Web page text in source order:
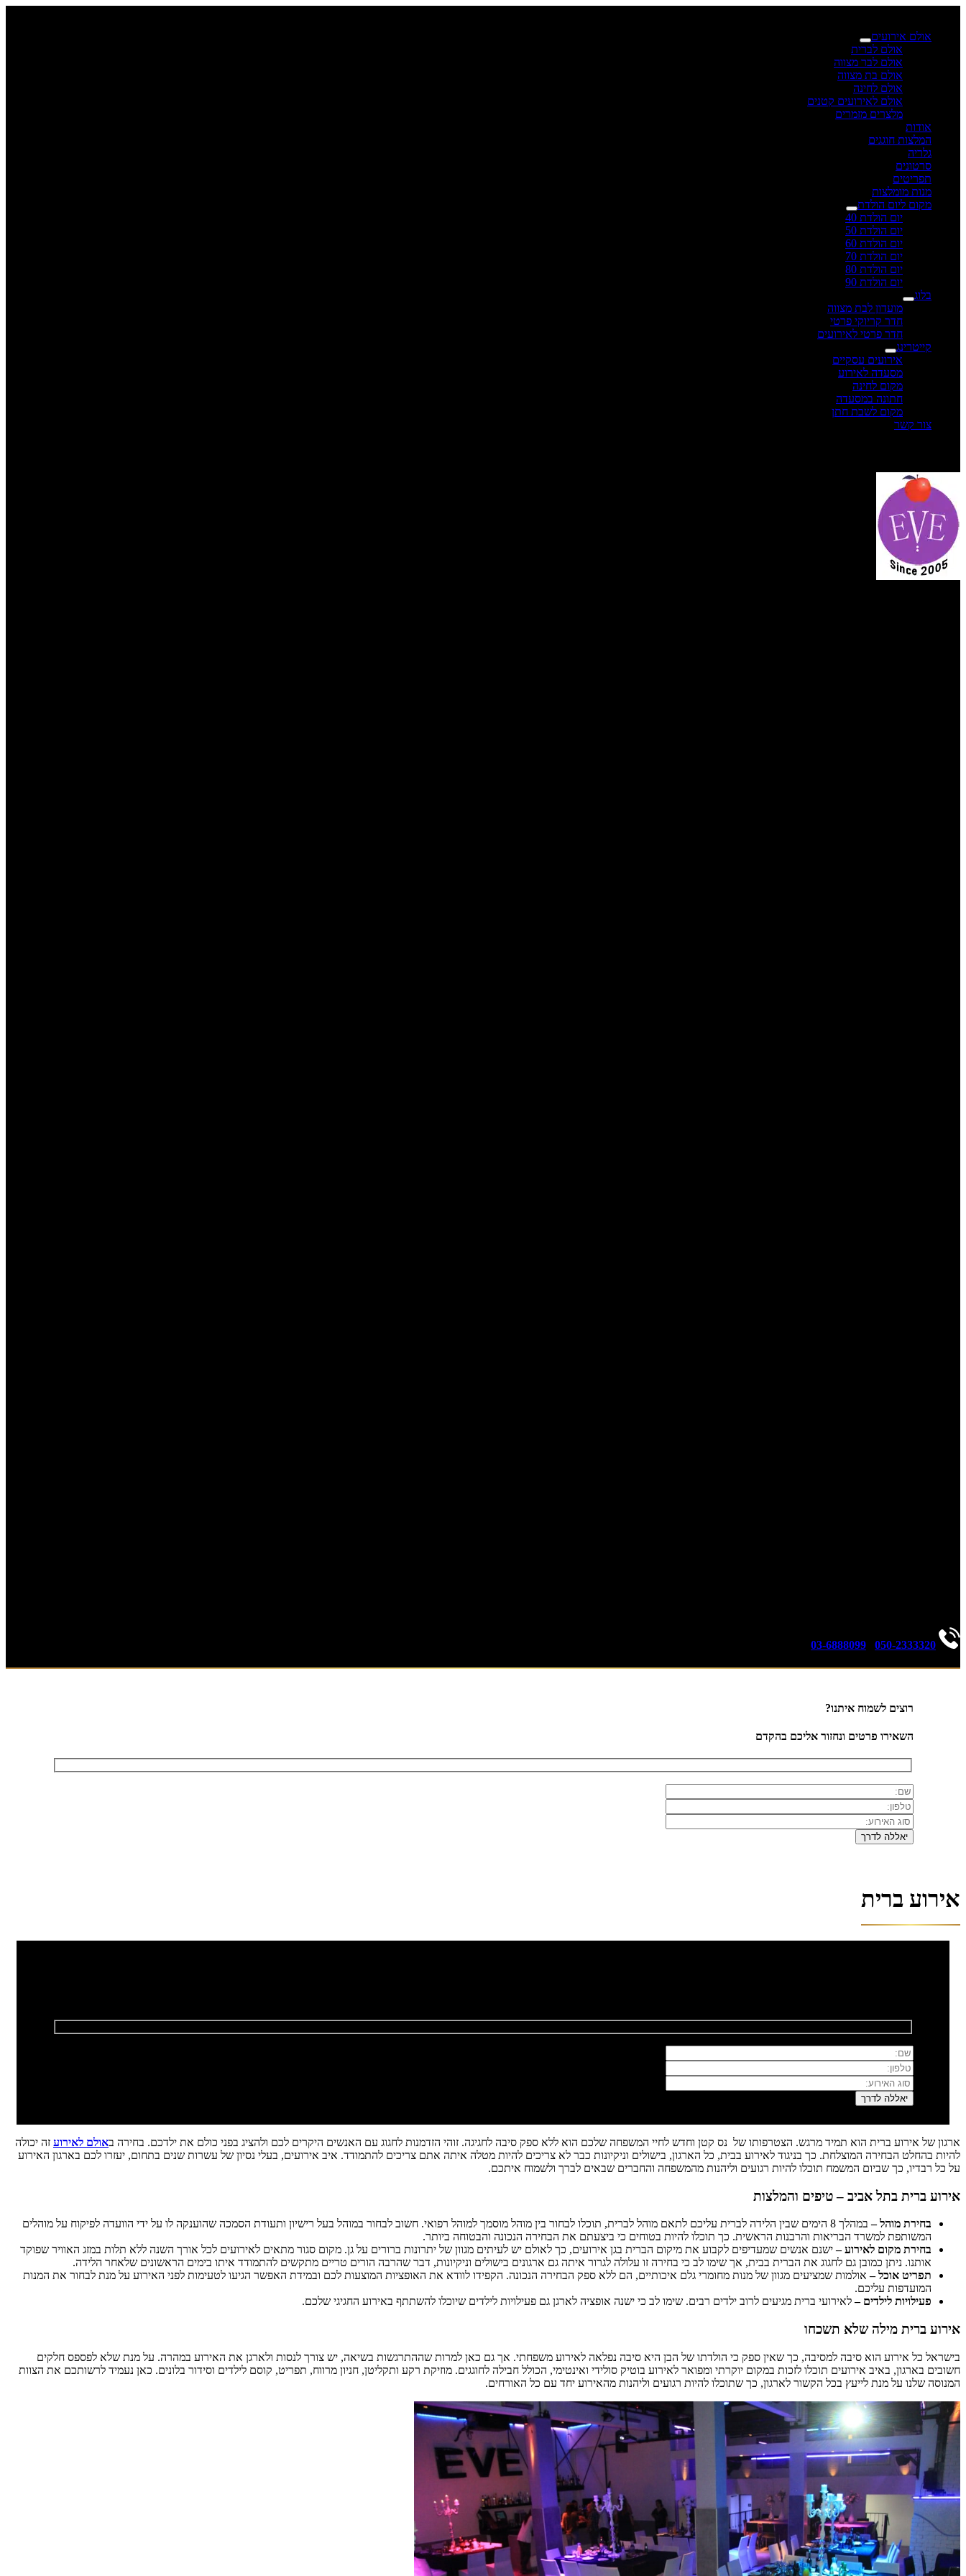
אולם אירועים
אולם לברית
אולם לבר מצווה
אולם בת מצווה
אולם לחינה
אולם לאירועים קטנים
מלצרים מזמרים
אודות
המלצות חוגגים
גלריה
סרטונים
תפריטים
מנות מומלצות
מקום ליום הולדת
יום הולדת 40
יום הולדת 50
יום הולדת 60
יום הולדת 70
יום הולדת 80
יום הולדת 90
בלוג
מועדון לבת מצווה
חדר קריוקי פרטי
חדר פרטי לאירועים
קייטרינג
אירועים עסקיים
מסעדה לאירוע
מקום לחינה
חתונה במסעדה
מקום לשבת חתן
צור קשר
050-2333320
03-6888099
רוצים לשמוח איתנו?
השאירו פרטים ונחזור אליכם בהקדם
אירוע ברית
ארגון של אירוע ברית הוא תמיד מרגש. הצטרפותו של נס קטן וחדש לחיי המשפחה שלכם הוא ללא ספק סיבה לחגיגה. זוהי הזדמנות לחגוג עם האנשים היקרים לכם ולהציג בפני כולם את ילדכם. בחירה באולם לאירוע זה יכולה
להיות בהחלט הבחירה המוצלחת. כך בניגוד לאירוע בבית, כל הארגון, בישולים וניקיונות כבר לא צריכים להיות מטלה איתה אתם צריכים להתמודד. איב אירועים, בעלי נסיון של עשרות שנים בתחום, יעזרו לכם בארגון האירוע
על כל רבדיו, כך שביום המשמח תוכלו להיות רגועים וליהנות מהמשפחה והחברים שבאים לברך ולשמוח איתכם.
אירוע ברית בתל אביב – טיפים והמלצות
בחירת מוהל –
במהלך 8 הימים שבין הלידה לברית עליכם לתאם מוהל לברית, תוכלו לבחור בין מוהל מוסמך למוהל רפואי. חשוב לבחור במוהל בעל רישיון ותעודת הסמכה שהוענקה לו על ידי הוועדה לפיקוח על מוהלים
המשותפת למשרד הבריאות והרבנות הראשית. כך תוכלו להיות בטוחים כי ביצעתם את הבחירה הנכונה והבטוחה ביותר.
בחירת מקום לאירוע –ישנם אנשים שמעדיפים לקבוע את מיקום הברית בגן אירועים, כך לאולם יש לעיתים מגוון של יתרונות ברורים על גן. מקום סגור מתאים לאירועים לכל אורך השנה ללא תלות במזג האוויר שפוקד
אותנו. ניתן כמובן גם לחגוג את הברית בבית, אך שימו לב כי בחירה זו עלולה לגרור איתה גם ארגונים בישולים וניקיונות, דבר שהרבה הורים טריים מתקשים להתמודד איתו בימים הראשונים שלאחר הלידה.
תפריט אוכל – אולמות שמציעים מגוון של מנות מחומרי גלם איכותיים, הם ללא ספק הבחירה הנכונה. הקפידו לוודא את האופציות המוצעות לכם ובמידת האפשר הגיעו לטעימות לפני האירוע על מנת לבחור את המנות
המועדפות עליכם.
פעילויות לילדים –לאירועי ברית מגיעים לרוב ילדים רבים. שימו לב כי ישנה אופציה לארגן גם פעילויות לילדים שיוכלו להשתתף באירוע החגיגי שלכם.
אירוע ברית מילה שלא תשכחו
בישראל כל אירוע הוא סיבה למסיבה, כך שאין ספק כי הולדתו של הבן היא סיבה נפלאה לאירוע משפחתי. אך גם כאן למרות שההתרגשות בשיאה, יש צורך לנסות ולארגן את האירוע במהרה. על מנת שלא לפספס חלקים
חשובים בארגון, באיב אירועים תוכלו לזכות במקום יוקרתי ומפואר לאירוע בוטיק סולידי ואינטימי, הכולל חבילה לחוגגים. מוזיקת רקע ותקליטן, חניון מרווח, תפריט, קוסם לילדים וסידור בלונים. כאן נעמיד לרשותכם את הצוות
המנוסה שלנו על מנת לייעץ בכל הקשור לארגון, כך שתוכלו להיות רגועים וליהנות מהאירוע יחד עם כל האורחים.